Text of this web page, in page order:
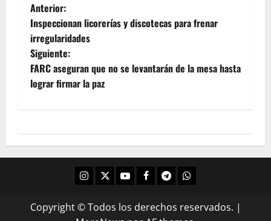
Anterior:
Inspeccionan licorerías y discotecas para frenar
irregularidades
Siguiente:
FARC aseguran que no se levantarán de la mesa hasta
lograr firmar la paz
Copyright © Todos los derechos reservados. |